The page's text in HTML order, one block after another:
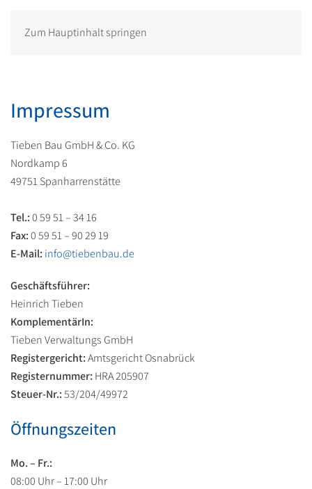
Zum Hauptinhalt springen
Impressum
Tieben Bau GmbH & Co. KG
Nordkamp 6
49751 Spanharrenstätte
Tel.:0 59 51 – 34 16
Fax:0 59 51 – 90 29 19
E-Mail: info@tiebenbau.de
Geschäftsführer:
Heinrich Tieben
KomplementärIn:
Tieben Verwaltungs GmbH
Registergericht:Amtsgericht Osnabrück
Registernummer: HRA 205907
Steuer-Nr.:53/204/49972
Öffnungszeiten
Mo. – Fr.:
08:00 Uhr – 17:00 Uhr